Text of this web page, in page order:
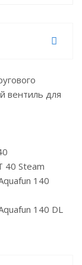
вентиль для
40 Steam
140
140 DL